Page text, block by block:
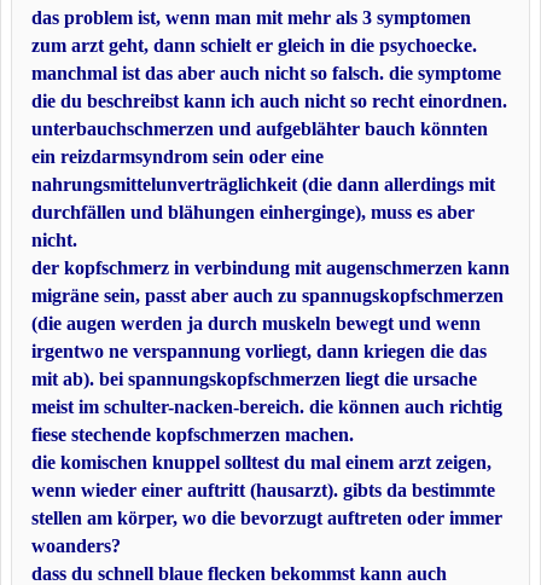
das problem ist, wenn man mit mehr als 3 symptomen
zum arzt geht, dann schielt er gleich in die psychoecke.
manchmal ist das aber auch nicht so falsch. die symptome
die du beschreibst kann ich auch nicht so recht einordnen.
unterbauchschmerzen und aufgeblähter bauch könnten
ein reizdarmsyndrom sein oder eine
nahrungsmittelunverträglichkeit (die dann allerdings mit
durchfällen und blähungen einherginge), muss es aber
nicht.
der kopfschmerz in verbindung mit augenschmerzen kann
migräne sein, passt aber auch zu spannugskopfschmerzen
(die augen werden ja durch muskeln bewegt und wenn
irgentwo ne verspannung vorliegt, dann kriegen die das
mit ab). bei spannungskopfschmerzen liegt die ursache
meist im schulter-nacken-bereich. die können auch richtig
fiese stechende kopfschmerzen machen.
die komischen knuppel solltest du mal einem arzt zeigen,
wenn wieder einer auftritt (hausarzt). gibts da bestimmte
stellen am körper, wo die bevorzugt auftreten oder immer
woanders?
dass du schnell blaue flecken bekommst kann auch